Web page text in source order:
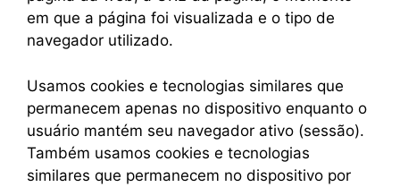
em que a página foi visualizada e o tipo de
navegador utilizado.
Usamos cookies e tecnologias similares que
permanecem apenas no dispositivo enquanto o
usuário mantém seu navegador ativo (sessão).
Também usamos cookies e tecnologias
similares que permanecem no dispositivo por